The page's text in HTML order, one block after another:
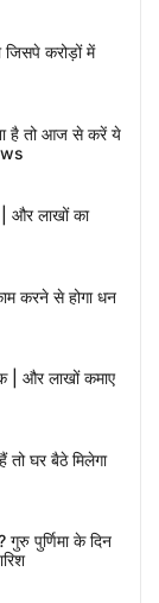
करोड़ों में
है तो आज से करें ये
| और लाखों का
करने से होगा धन
| और लाखों कमाए
घर बैठे मिलेगा
गुरु पुर्णिमा के दिन